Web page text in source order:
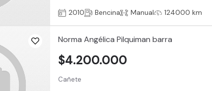
2010 Bencina Manual 124000 km
Norma Angélica Pilquiman barra
Cañete
$4.200.000